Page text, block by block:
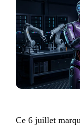
Ce 6 juillet